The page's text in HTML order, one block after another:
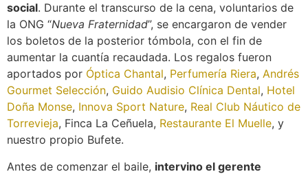
social. Durante el transcurso de la cena, voluntarios de
la ONG “Nueva Fraternidad”, se encargaron de vender
los boletos de la posterior tómbola, con el fin de
aumentar la cuantía recaudada. Los regalos fueron
aportados por Óptica Chantal, Perfumería Riera, Andrés
Gourmet Selección, Guido Audisio Clínica Dental, Hotel
Doña Monse, Innova Sport Nature, Real Club Náutico de
Torrevieja, Finca La Ceñuela, Restaurante El Muelle, y
nuestro propio Bufete.
Antes de comenzar el baile, intervino el gerente